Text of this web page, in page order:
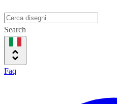
Search
Faq